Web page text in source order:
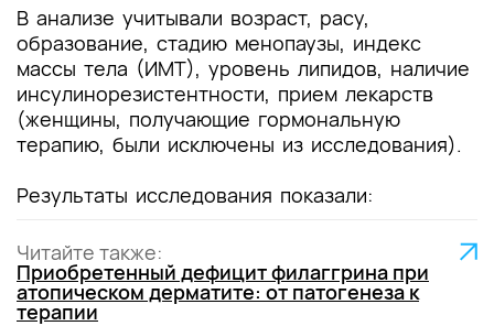
В анализе учитывали возраст, расу,
образование, стадию менопаузы, индекс
массы тела (ИМТ), уровень липидов, наличие
инсулинорезистентности, прием лекарств
(женщины, получающие гормональную
терапию, были исключены из исследования).
Результаты исследования показали:
Читайте также:
Приобретенный дефицит филаггрина при
атопическом дерматите: от патогенеза к
терапии